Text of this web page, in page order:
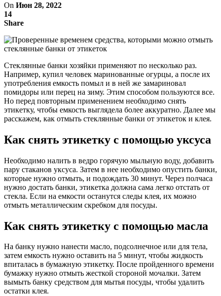
On Июн 28, 2022
14
Share
Стеклянные банки хозяйки применяют по несколько раз.
Например, купил человек маринованные огурцы, а после их
употребления емкость помыл и в ней же замариновал
помидоры или перец на зиму. Этим способом пользуются все.
Но перед повторным применением необходимо снять
этикетку, чтобы емкость выглядела более аккуратно. Далее мы
расскажем, как отмыть стеклянные банки от этикеток и клея.
Как снять этикетку с помощью уксуса
Необходимо налить в ведро горячую мыльную воду, добавить
пару стаканов уксуса. Затем в нее необходимо опустить банки,
которые нужно отмыть, и подождать 30 минут. Через полчаса
нужно достать банки, этикетка должна сама легко отстать от
стекла. Если на емкости останутся следы клея, их можно
отмыть металлическим скребком для посуды.
Как снять этикетку с помощью масла
На банку нужно нанести масло, подсолнечное или для тела,
затем емкость нужно оставить на 5 минут, чтобы жидкость
впиталась в бумажную этикетку. После пройденного времени
бумажку нужно отмыть жесткой стороной мочалки. Затем
вымыть банку средством для мытья посуды, чтобы удалить
остатки клея.